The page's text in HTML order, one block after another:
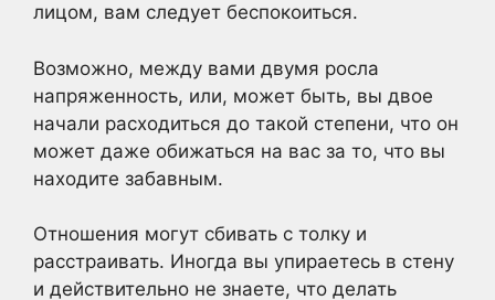
лицом, вам следует беспокоиться.
Возможно, между вами двумя росла
напряженность, или, может быть, вы двое
начали расходиться до такой степени, что он
может даже обижаться на вас за то, что вы
находите забавным.
Отношения могут сбивать с толку и
расстраивать. Иногда вы упираетесь в стену
и действительно не знаете, что делать